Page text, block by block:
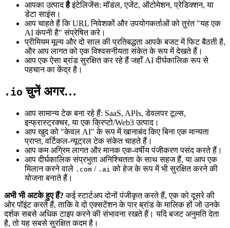
आपका उत्पादहैइंटेलिजेंस: मॉडल, एजेंट, ऑटोमेशन, प्रेडिक्शन, या
डेटा साइंस।
आप चाहते हैं कि URL निवेशकों और उपयोगकर्ताओं को तुरंत "यह एक
AI कंपनी है" संप्रेषित करे।
प्रीमियम मूल्य और दो साल की प्रतिबद्धता आपके बजट में फिट बैठती है,
और आप लागत को एक विश्वसनीयता संकेत के रूप में देखते हैं।
आप एक ऐसा ब्रांड सुरक्षित कर रहे हैं जहाँ AI दीर्घकालिक रूप से
पहचान का केंद्र है।
.io चुनें अगर…
आप सामान्य टेक बना रहे हैं: SaaS, APIs, डेवलपर टूल्स,
इन्फ्रास्ट्रक्चर, या एक क्रिप्टो/Web3 उत्पाद।
आप खुद को "केवल AI" के रूप में खानाबंद किए बिना एक मान्यता
प्राप्त, वर्टिकल-न्यूट्रल टेक संकेत चाहते हैं।
आप कम अग्रिम लागत और मानक एक-वर्षीय पंजीकरण पसंद करते हैं।
आप दीर्घकालिक संप्रभुता अनिश्चितता के साथ सहज हैं, या आप एक
मिलान करने वाले .com / .ai को हेज के रूप में भी सुरक्षित करने की
योजना बनाते हैं।
अभी भी अटके हुए हैं? कई स्टार्टअप दोनों पंजीकृत करते हैं, एक को दूसरे की
ओर पॉइंट करते हैं, ताकि वे दो एक्सटेंशन के पार ब्रांड के मालिक हों जो उनके
दर्शक सबसे अधिक टाइप करने की संभावना रखते हैं। यदि बजट अनुमति देता
है, तो यह सबसे सुरक्षित कदम है।